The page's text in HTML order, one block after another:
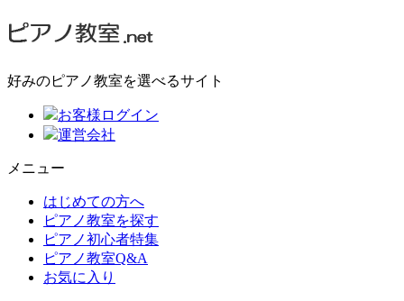
好みのピアノ教室を選べるサイト
お客様ログイン
運営会社
メニュー
はじめての方へ
ピアノ教室を探す
ピアノ初心者特集
ピアノ教室Q&A
お気に入り